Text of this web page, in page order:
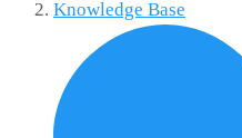
Knowledge Base